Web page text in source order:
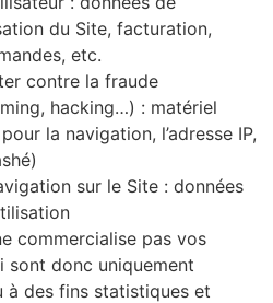
du Site, facturation,
etc.
contre la fraude
hacking…) : matériel
la navigation, l’adresse IP,
sur le Site : données
commercialise pas vos
sont donc uniquement
à des fins statistiques et